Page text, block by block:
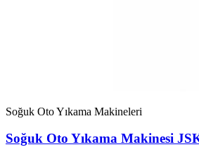
Soğuk Oto Yıkama Makineleri
Soğuk Oto Yıkama Makinesi